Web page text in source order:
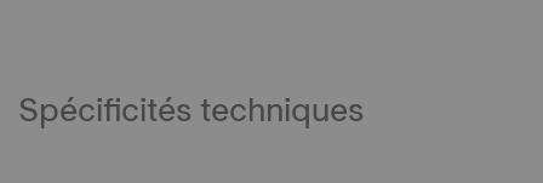
Spécificités techniques